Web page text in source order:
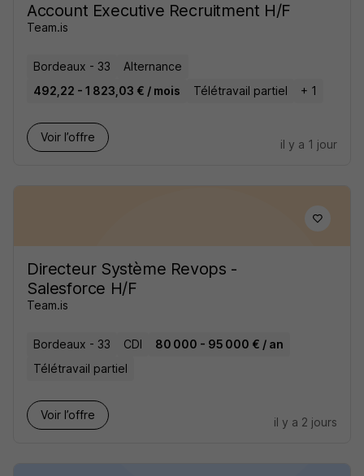
Account Executive Recruitment H/F
Team.is
Bordeaux - 33
Alternance
492,22 - 1 823,03 € / mois
Télétravail partiel + 1
Voir l’offre
il y a 1 jour
Directeur Système Revops -
Salesforce H/F
Team.is
Bordeaux - 33 CDI
80 000 - 95 000 € / an
Télétravail partiel
Voir l’offre
il y a 2 jours